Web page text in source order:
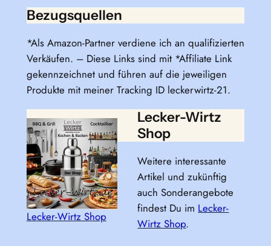
Bezugsquellen
*Als Amazon-Partner verdiene ich an qualifizierten
Verkäufen. – Diese Links sind mit *Affiliate Link
gekennzeichnet und führen auf die jeweiligen
Produkte mit meiner Tracking ID leckerwirtz-21.
Lecker-Wirtz Shop
Lecker-Wirtz
Shop
Weitere interessante
Artikel und zukünftig
auch Sonderangebote
findest Du im Lecker-
Wirtz Shop.